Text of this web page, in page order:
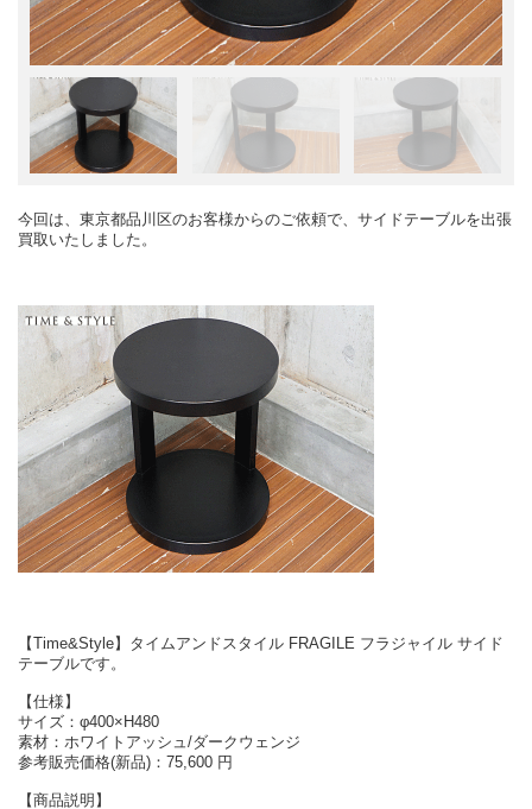
今回は、東京都品川区のお客様からのご依頼で、サイドテーブルを出張
買取いたしました。
【Time&Style】タイムアンドスタイル FRAGILE フラジャイル サイド
テーブルです。
【仕様】
サイズ：φ400×H480
素材：ホワイトアッシュ/ダークウェンジ
参考販売価格(新品)：75,600 円
【商品説明】